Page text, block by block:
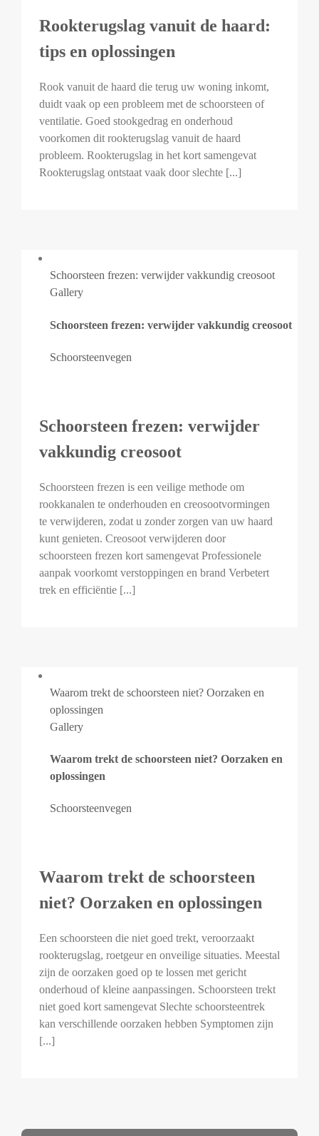
Rookterugslag vanuit de haard:
tips en oplossingen
Rook vanuit de haard die terug uw woning inkomt,
duidt vaak op een probleem met de schoorsteen of
ventilatie. Goed stookgedrag en onderhoud
voorkomen dit rookterugslag vanuit de haard
probleem. Rookterugslag in het kort samengevat
Rookterugslag ontstaat vaak door slechte [...]
Schoorsteen frezen: verwijder vakkundig creosoot
Gallery
Schoorsteen frezen: verwijder vakkundig creosoot
Schoorsteenvegen
Schoorsteen frezen: verwijder
vakkundig creosoot
Schoorsteen frezen is een veilige methode om
rookkanalen te onderhouden en creosootvormingen
te verwijderen, zodat u zonder zorgen van uw haard
kunt genieten. Creosoot verwijderen door
schoorsteen frezen kort samengevat Professionele
aanpak voorkomt verstoppingen en brand Verbetert
trek en efficiëntie [...]
Waarom trekt de schoorsteen niet? Oorzaken en
oplossingen
Gallery
Waarom trekt de schoorsteen niet? Oorzaken en
oplossingen
Schoorsteenvegen
Waarom trekt de schoorsteen
niet? Oorzaken en oplossingen
Een schoorsteen die niet goed trekt, veroorzaakt
rookterugslag, roetgeur en onveilige situaties. Meestal
zijn de oorzaken goed op te lossen met gericht
onderhoud of kleine aanpassingen. Schoorsteen trekt
niet goed kort samengevat Slechte schoorsteentrek
kan verschillende oorzaken hebben Symptomen zijn
[...]